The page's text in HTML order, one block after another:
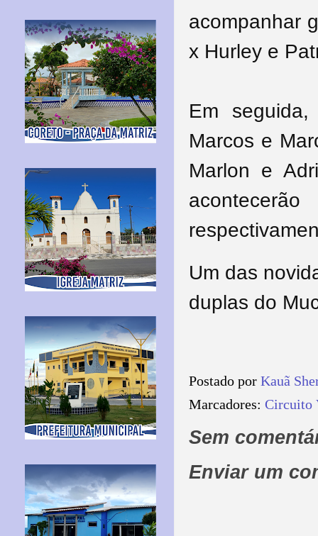
acompanhar
x Hurley e
Em
Marcos e
Marlon e
Um das
duplas do
Postado por Kauã
Marcadores: Circuito
Sem
Enviar um